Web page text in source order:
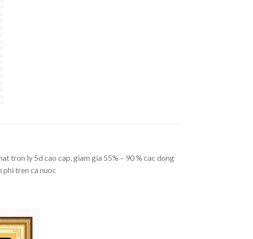
tron ly 5d cao cap, giam gia 55% – 90 % cac dong
phi tren ca nuoc